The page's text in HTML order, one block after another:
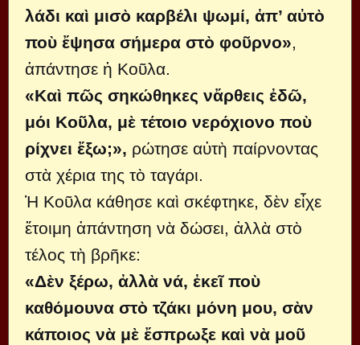
λάδι καὶ μισὸ καρβέλι ψωμί, ἀπ’ αὐτὸ
ποὺ ἔψησα σήμερα στὸ φοῦρνο»,
ἀπάντησε ἡ Κοῦλα.
«Καὶ πῶς σηκώθηκες νἄρθεις ἐδῶ,
μόι Κοῦλα, μὲ τέτοιο νερόχιονο ποὺ
ρίχνει ἔξω;», ρώτησε αὐτὴ παίρνοντας
στὰ χέρια της τὸ ταγάρι.
Ἡ Κοῦλα κάθησε καὶ σκέφτηκε, δὲν εἶχε
ἕτοιμη ἀπάντηση νὰ δώσει, ἀλλὰ στὸ
τέλος τὴ βρῆκε:
«Δὲν ξέρω, ἀλλὰ νά, ἐκεῖ ποὺ
καθόμουνα στὸ τζάκι μόνη μου, σὰν
κάποιος νὰ μὲ ἔσπρωξε καὶ νὰ μοῦ